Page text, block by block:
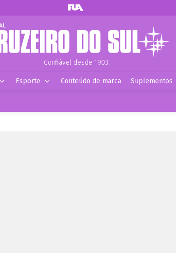
Confiável desde 1903.
Esporte Conteúdo de marca Suplementos